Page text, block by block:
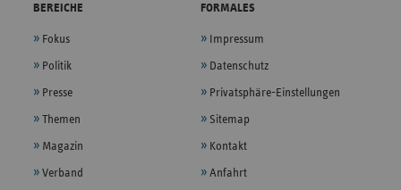
BEREICHE
Fokus
Politik
Presse
Themen
Magazin
Verband
FORMALES
Impressum
Datenschutz
Privatsphäre-Einstellungen
Sitemap
Kontakt
Anfahrt